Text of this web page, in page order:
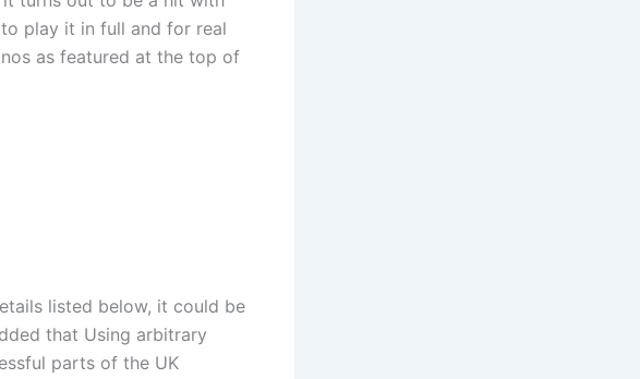
play it in full and for real
as featured at the top of
listed below, it could be
that Using arbitrary
parts of the UK